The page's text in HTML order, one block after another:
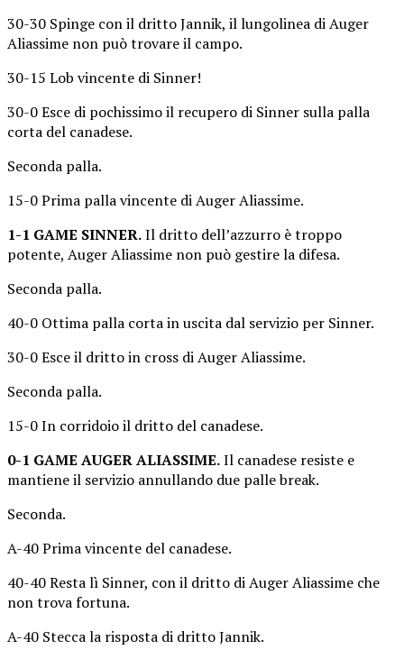
30-30 Spinge con il dritto Jannik, il lungolinea di Auger
Aliassime non può trovare il campo.
30-15 Lob vincente di Sinner!
30-0 Esce di pochissimo il recupero di Sinner sulla palla
corta del canadese.
Seconda palla.
15-0 Prima palla vincente di Auger Aliassime.
1-1 GAME SINNER.Il dritto dell’azzurro è troppo
potente, Auger Aliassime non può gestire la difesa.
Seconda palla.
40-0 Ottima palla corta in uscita dal servizio per Sinner.
30-0 Esce il dritto in cross di Auger Aliassime.
Seconda palla.
15-0 In corridoio il dritto del canadese.
0-1 GAME AUGER ALIASSIME.Il canadese resiste e
mantiene il servizio annullando due palle break.
Seconda.
A-40 Prima vincente del canadese.
40-40 Resta lì Sinner, con il dritto di Auger Aliassime che
non trova fortuna.
A-40 Stecca la risposta di dritto Jannik.